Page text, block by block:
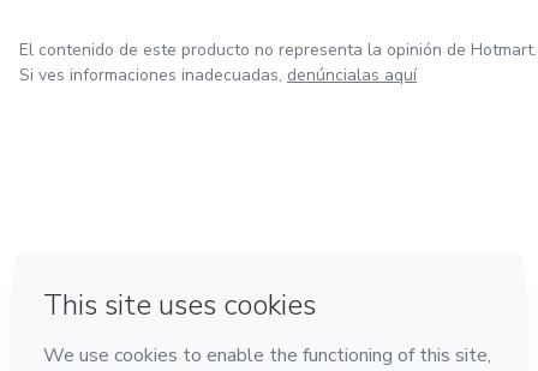
El contenido de este producto no representa la opinión de Hotmart.
Si ves informaciones inadecuadas, denúncialas aquí
Hecho con❤ en Belo Horizonte